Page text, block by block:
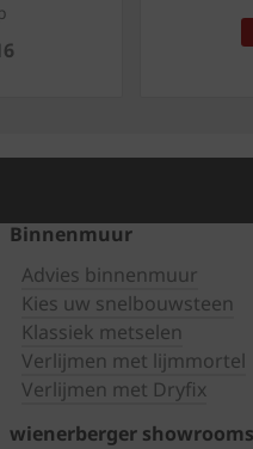
Binnenmuur
Advies binnenmuur
Kies uw snelbouwsteen
Klassiek metselen
Verlijmen met lijmmortel
Verlijmen met Dryfix
wienerberger showrooms